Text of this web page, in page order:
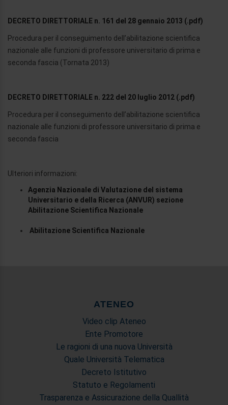
DECRETO DIRETTORIALE n. 161 del 28 gennaio 2013 (.pdf)
Procedura per il conseguimento dell’abilitazione scientifica
nazionale alle funzioni di professore universitario di prima e
seconda fascia (Tornata 2013)
DECRETO DIRETTORIALE n. 222 del 20 luglio 2012 (.pdf)
Procedura per il conseguimento dell’abilitazione scientifica
nazionale alle funzioni di professore universitario di prima e
seconda fascia
Ulteriori informazioni:
Agenzia Nazionale di Valutazione del sistema
Universitario e della Ricerca (ANVUR) sezione
Abilitazione Scientifica Nazionale
Abilitazione Scientifica Nazionale
ATENEO
Video clip Ateneo
Ente Promotore
Le ragioni di una nuova Università
Quale Università Telematica
Decreto Istitutivo
Statuto e Regolamenti
Trasparenza e Assicurazione della Quallità